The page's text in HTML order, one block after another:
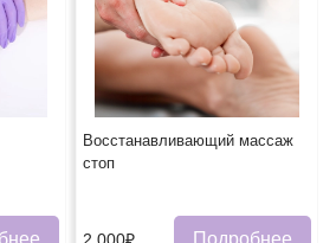
Восстанавливающий массаж
стоп